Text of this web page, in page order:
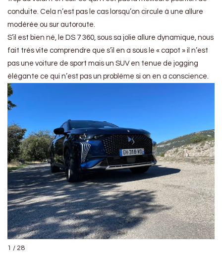
conduite. Cela n’est pas le cas lorsqu’on circule à une allure
modérée ou sur autoroute.
S’il est bien né, le DS 7 360, sous sa jolie allure dynamique, nous
fait très vite comprendre que s’il en a sous le « capot » il n’est
pas une voiture de sport mais un SUV en tenue de jogging
élégante ce qui n’est pas un problème si on en a conscience.
1 / 28